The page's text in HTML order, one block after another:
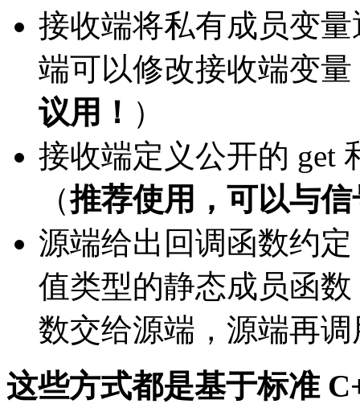
接收端将私有成员变
端可以修改接收端变量
议用！ ）
接收端定义公开的 get
（推荐使用，可以与
源端给出回调函数约
值类型的静态成员函
数交给源端，源端再
这些方式都是基于标准